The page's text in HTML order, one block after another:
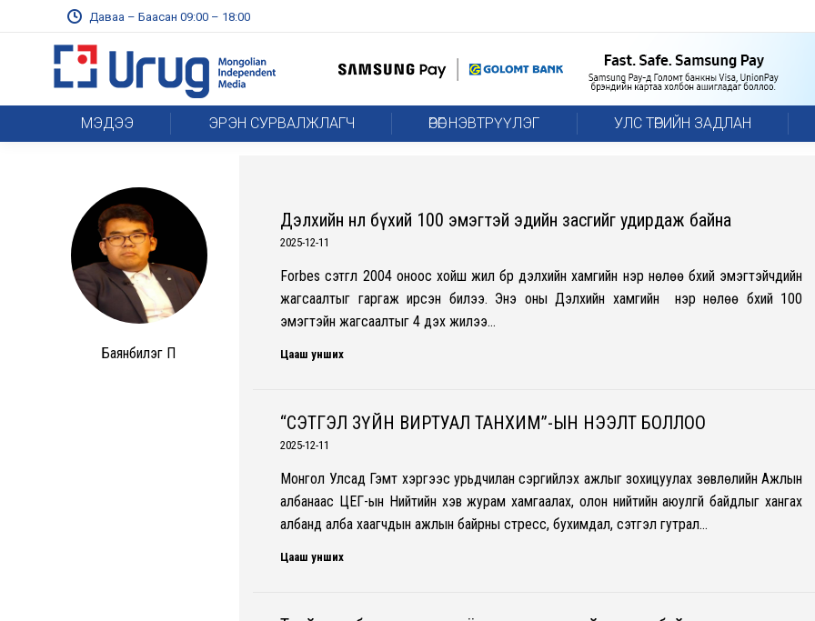
Даваа – Баасан 09:00 – 18:00
МЭДЭЭ ЭРЭН СУРВАЛЖЛАГЧ ӨРӨГ НЭВТРҮҮЛЭГ УЛС ТӨРИЙН ЗАДЛАН
Баянбилэг П
Дэлхийн нөлөө бүхий 100 эмэгтэй эдийн засгийг удирдаж байна
2025-12-11
Forbes сэтгүүл 2004 оноос хойш жил бүр дэлхийн хамгийн нэр нөлөө бүхий эмэгтэйчүүдийн
жагсаалтыг гаргаж ирсэн билээ. Энэ оны Дэлхийн хамгийн нэр нөлөө бүхий 100
эмэгтэйн жагсаалтыг 4 дэх жилээ…
Цааш унших
“СЭТГЭЛ ЗҮЙН ВИРТУАЛ ТАНХИМ”-ЫН НЭЭЛТ БОЛЛОО
2025-12-11
Монгол Улсад Гэмт хэргээс урьдчилан сэргийлэх ажлыг зохицуулах зөвлөлийн Ажлын
албанаас ЦЕГ-ын Нийтийн хэв журам хамгаалах, олон нийтийн аюулгүй байдлыг хангах
албанд алба хаагчдын ажлын байрны стресс, бухимдал, сэтгэл гутрал…
Цааш унших